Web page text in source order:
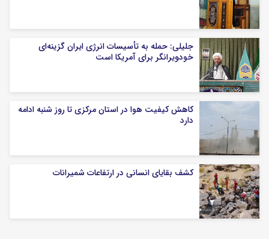
جلیلی: حمله به تأسیسات انرژی ایران گزینه‌ای
خودویرانگر برای آمریکا است
کاهش کیفیت هوا در استان مرکزی تا روز شنبه ادامه
دارد
کشف بقایای انسانی در ارتفاعات شمیرانات